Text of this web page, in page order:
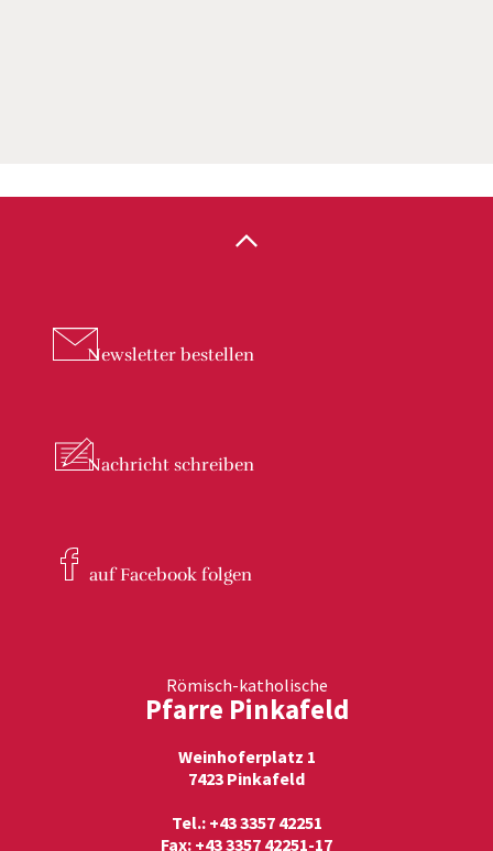
Newsletter bestellen
Nachricht schreiben
auf Facebook folgen
Römisch-katholische
Pfarre Pinkafeld
Weinhoferplatz 1
7423 Pinkafeld
Tel.: +43 3357 42251
Fax: +43 3357 42251-17